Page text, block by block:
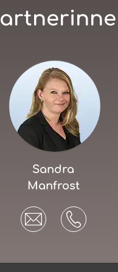
Sandra
Manfrost